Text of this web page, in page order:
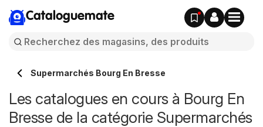
Cataloguemate
Supermarchés Bourg En Bresse
Les catalogues en cours à Bourg En
Bresse de la catégorie Supermarchés